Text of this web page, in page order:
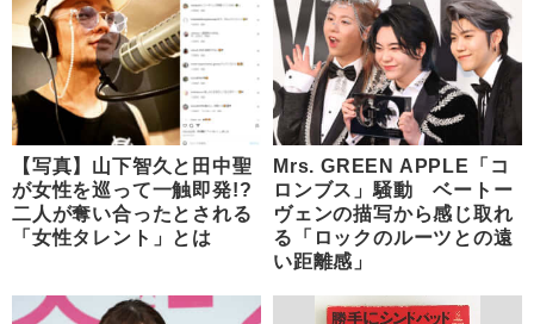
【写真】山下智久と田中聖
が女性を巡って一触即発!?
二人が奪い合ったとされる
「女性タレント」とは
Mrs. GREEN APPLE「コ
ロンブス」騒動 ベートー
ヴェンの描写から感じ取れ
る「ロックのルーツとの遠
い距離感」